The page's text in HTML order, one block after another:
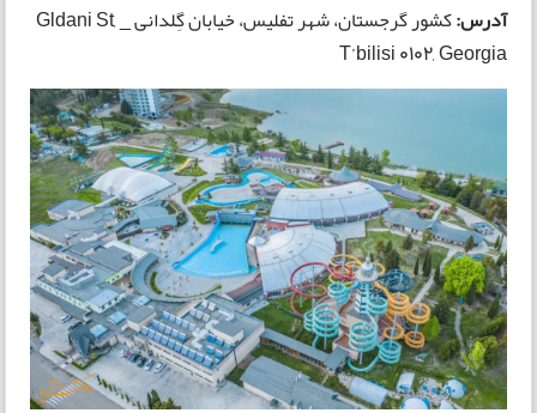
آدرس:
کشور گرجستان، شهر تفلیس، خیابان گِلدانی _ Gldani St,
T’bilisi 0102, Georgia